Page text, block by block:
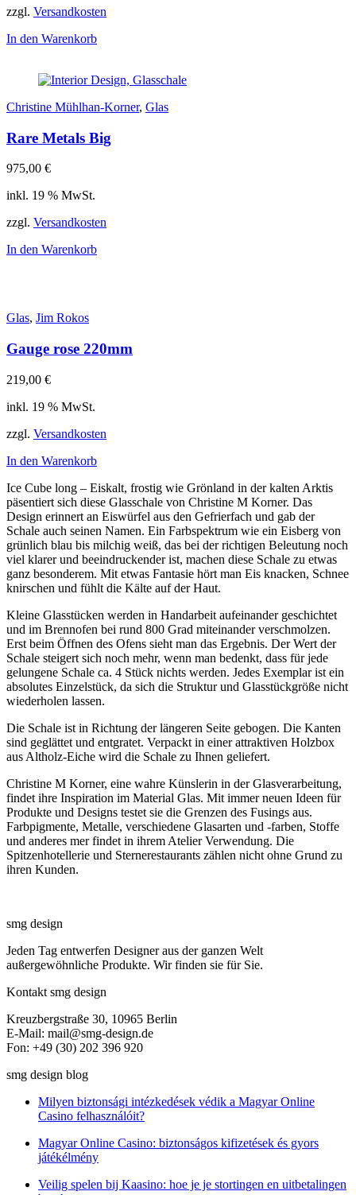
zzgl. Versandkosten
In den Warenkorb
Christine Mühlhan-Korner, Glas
Rare Metals Big
975,00 €
inkl. 19 % MwSt.
zzgl. Versandkosten
In den Warenkorb
Glas, Jim Rokos
Gauge rose 220mm
219,00 €
inkl. 19 % MwSt.
zzgl. Versandkosten
In den Warenkorb
Ice Cube long – Eiskalt, frostig wie Grönland in der kalten Arktis
päsentiert sich diese Glasschale von Christine M Korner. Das
Design erinnert an Eiswürfel aus den Gefrierfach und gab der
Schale auch seinen Namen. Ein Farbspektrum wie ein Eisberg von
grünlich blau bis milchig weiß, das bei der richtigen Beleutung noch
viel klarer und beeindruckender ist, machen diese Schale zu etwas
ganz besonderem. Mit etwas Fantasie hört man Eis knacken, Schnee
knirschen und fühlt die Kälte auf der Haut.
Kleine Glasstücken werden in Handarbeit aufeinander geschichtet
und im Brennofen bei rund 800 Grad miteinander verschmolzen.
Erst beim Öffnen des Ofens sieht man das Ergebnis. Der Wert der
Schale steigert sich noch mehr, wenn man bedenkt, dass für jede
gelungene Schale ca. 4 Stück nichts werden. Jedes Exemplar ist ein
absolutes Einzelstück, da sich die Struktur und Glasstückgröße nicht
wiederholen lassen.
Die Schale ist in Richtung der längeren Seite gebogen. Die Kanten
sind geglättet und entgratet. Verpackt in einer attraktiven Holzbox
aus Altholz-Eiche wird die Schale zu Ihnen geliefert.
Christine M Korner, eine wahre Künslerin in der Glasverarbeitung,
findet ihre Inspiration im Material Glas. Mit immer neuen Ideen für
Produkte und Designs testet sie die Grenzen des Fusings aus.
Farbpigmente, Metalle, verschiedene Glasarten und -farben, Stoffe
und anderes mer findet in ihrem Atelier Verwendung. Die
Spitzenhotellerie und Sternerestaurants zählen nicht ohne Grund zu
ihren Kunden.
smg design
Jeden Tag entwerfen Designer aus der ganzen Welt
außergewöhnliche Produkte. Wir finden sie für Sie.
Kontakt smg design
Kreuzbergstraße 30, 10965 Berlin
E-Mail: mail@smg-design.de
Fon: +49 (30) 202 396 920
smg design blog
Milyen biztonsági intézkedések védik a Magyar Online
Casino felhasználóit?
Magyar Online Casino: biztonságos kifizetések és gyors
játékélmény
Veilig spelen bij Kaasino: hoe je je stortingen en uitbetalingen